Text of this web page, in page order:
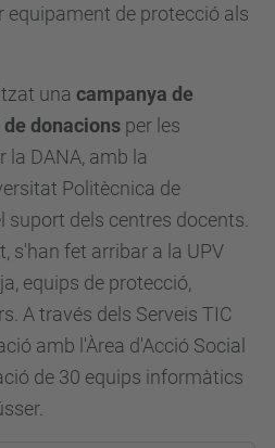
equipament de protecció als
una campanya de
donacions per les
la DANA, amb la
Politècnica de
suport dels centres docents.
s'han fet arribar a la UPV
equips de protecció,
A través dels Serveis TIC
amb l'Àrea d'Acció Social
de 30 equips informàtics